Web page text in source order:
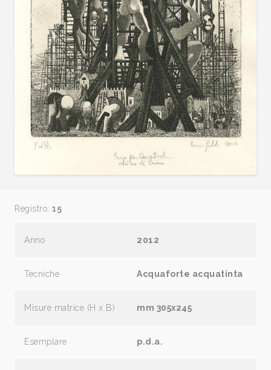
Registro: 15
Anno 2012
Tecniche Acquaforte acquatinta
Misure matrice (H x B) mm 305x245
Esemplare p.d.a.